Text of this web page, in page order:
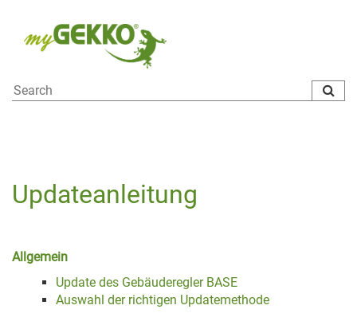
Updateanleitung
Allgemein
Update des Gebäuderegler BASE
Auswahl der richtigen Updatemethode